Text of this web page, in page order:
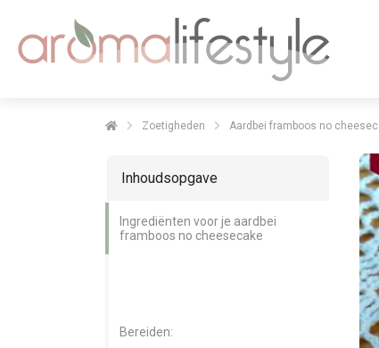
Zoetigheden Aardbei framboos no
Inhoudsopgave
Ingrediënten voor je aardbei
framboos no cheesecake
Bereiden: